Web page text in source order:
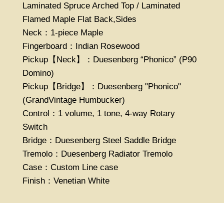
Laminated Spruce Arched Top / Laminated
Flamed Maple Flat Back,Sides
Neck：1-piece Maple
Fingerboard：Indian Rosewood
Pickup【Neck】：Duesenberg “Phonico” (P90
Domino)
Pickup【Bridge】：Duesenberg "Phonico"
(GrandVintage Humbucker)
Control：1 volume, 1 tone, 4-way Rotary
Switch
Bridge：Duesenberg Steel Saddle Bridge
Tremolo：Duesenberg Radiator Tremolo
Case：Custom Line case
Finish：Venetian White